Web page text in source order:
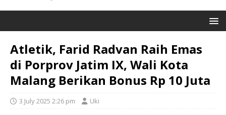
Atletik, Farid Radvan Raih Emas
di Porprov Jatim IX, Wali Kota
Malang Berikan Bonus Rp 10 Juta
3 July 2025 2:26 pm Uki